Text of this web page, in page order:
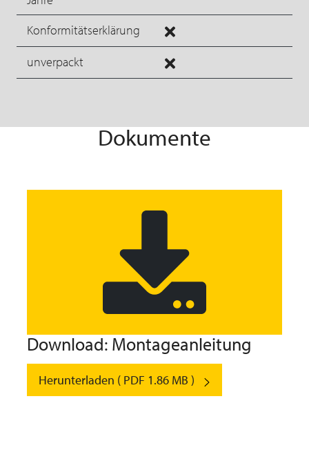
Konformitätserklärung
unverpackt
Dokumente
Download: Montageanleitung
Herunterladen ( PDF 1.86 MB )